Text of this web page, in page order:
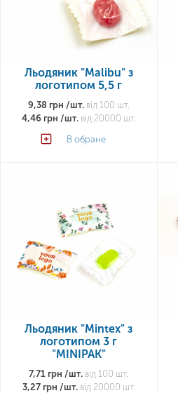
Льодяник "Malibu" з
логотипом 5,5 г
9,38 грн /шт.від 100 шт.
4,46 грн /шт.від 20000 шт.
В обране
Льодяник "Mintex" з
логотипом 3 г
"MINIPAK"
7,71 грн /шт. від 100 шт.
3,27 грн /шт.від 20000 шт.